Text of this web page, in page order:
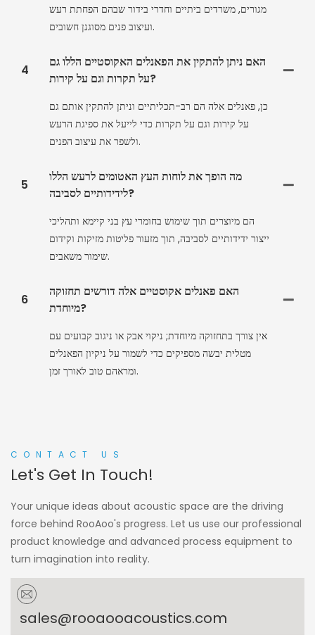
מגורים, משרדים ביתיים וחדרי בידור שבהם הפחתת רעש
ועיצוב פנים מסוגנן חשובים.
4
האם ניתן להתקין את הפאנלים האקוסטיים הללו גם
על תקרות וגם על קירות?
כן, פאנלים אלה הם רב-תכליתיים וניתן להתקין אותם גם
על קירות וגם על תקרות כדי לייעל את ספיגת הרעש
ולשפר את עיצוב הפנים.
5
מה הופך את לוחות העץ האטומים לרעש הללו
לידידותיים לסביבה?
הם מיוצרים תוך שימוש בחומרי עץ בני קיימא ותהליכי
ייצור ידידותיים לסביבה, תוך מזעור פליטות מזיקות וקידום
שימור משאבים.
6
האם פאנלים אקוסטיים אלה דורשים תחזוקה
מיוחדת?
אין צורך בתחזוקה מיוחדת; ניקוי אבק או ניגוב קבועים עם
מטלית יבשה מספיקים כדי לשמור על ניקיון הפאנלים
ומראהם טוב לאורך זמן.
CONTACT US
Let's Get In Touch!
Your unique ideas about acoustic space are the driving
force behind RooAoo's progress. Let us use our professional
product knowledge and advanced process equipment to
turn imagination into reality.
sales@rooaooacoustics.com